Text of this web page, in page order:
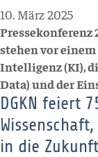
10. März 2025
Pressekonferenz
stehen vor
Intelligenz (KI),
Data) und der
DGKN feiert
in die Zukunft